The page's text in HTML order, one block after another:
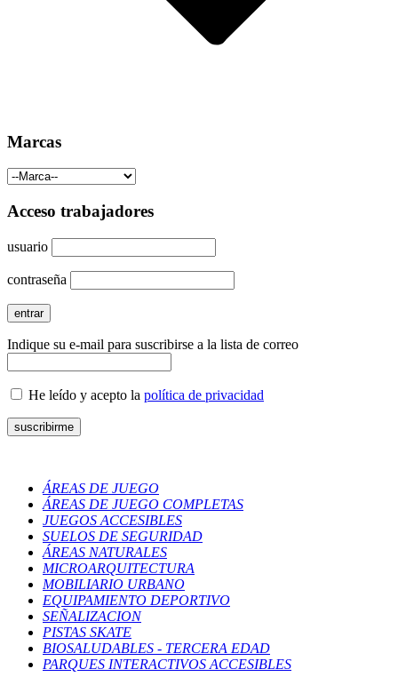
Marcas
Acceso trabajadores
usuario
contraseña
Indique su e-mail para suscribirse a la lista de correo
He leído y acepto la política de privacidad
ÁREAS DE JUEGO
ÁREAS DE JUEGO COMPLETAS
JUEGOS ACCESIBLES
SUELOS DE SEGURIDAD
ÁREAS NATURALES
MICROARQUITECTURA
MOBILIARIO URBANO
EQUIPAMIENTO DEPORTIVO
SEÑALIZACION
PISTAS SKATE
BIOSALUDABLES - TERCERA EDAD
PARQUES INTERACTIVOS ACCESIBLES